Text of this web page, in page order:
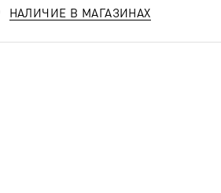
НАЛИЧИЕ В МАГАЗИНАХ